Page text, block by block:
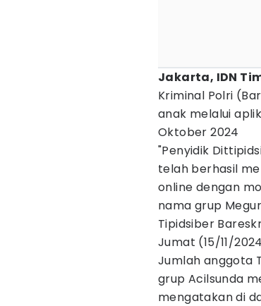
Jakarta, IDN
Kriminal Polri
anak melalui
Oktober 2024
"Penyidik
telah berhasil
online dengan
nama grup
Tipidsiber
Jumat (15/11/
Jumlah anggota
grup Acilsunda
mengatakan di